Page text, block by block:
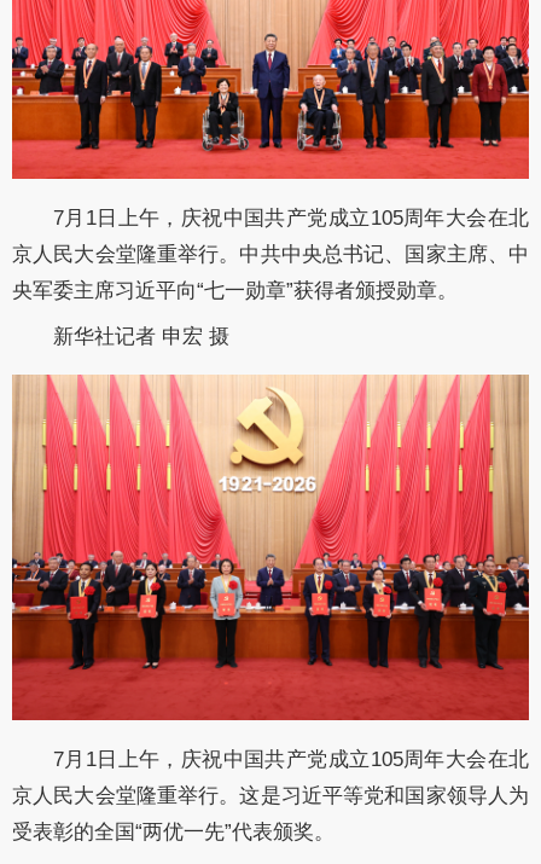
7月1日上午，庆祝中国共产党成立105周年大会在北
京人民大会堂隆重举行。中共中央总书记、国家主席、中
央军委主席习近平向“七一勋章”获得者颁授勋章。
新华社记者 申宏 摄
7月1日上午，庆祝中国共产党成立105周年大会在北
京人民大会堂隆重举行。这是习近平等党和国家领导人为
受表彰的全国“两优一先”代表颁奖。